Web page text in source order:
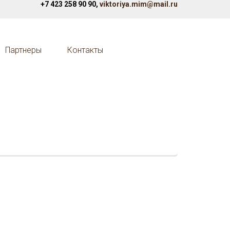
+7 423 258 90 90, viktoriya.mim@mail.ru
Партнеры Контакты